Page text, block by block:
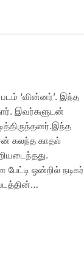
‘வின்னர்’. இந்த
இவர்களுடன்
கலந்த காதல்
ஒன்றில் நடிகர்